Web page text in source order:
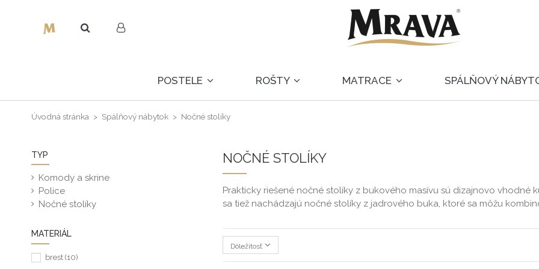
POSTELE ROŠTY MATRACE SPÁLŇOVÝ
Úvodná stránka Spálňový nábytok Nočné stolíky
NOČNÉ STOLÍKY
Prakticky riešené nočné stolíky z bukového masívu sú dizajnovo vhodné
sa tiež nachádzajú nočné stolíky z jadrového buka, ktoré sa môžu
Dôležitosť
TYP
Komody a skrine
Police
Nočné stolíky
MATERIÁL
brest (10)